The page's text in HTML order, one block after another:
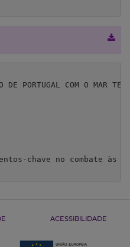
PORTUGAL COM O MAR TEM
chave no combate
ACESSIBILIDADE